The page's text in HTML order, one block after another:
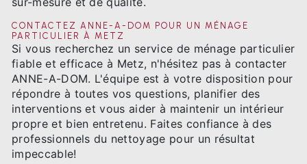
CONTACTEZ ANNE-A-DOM POUR UN MÉNAGE
PARTICULIER À METZ
Si vous recherchez un service de ménage particulier
fiable et efficace à Metz, n'hésitez pas à contacter
ANNE-A-DOM. L'équipe est à votre disposition pour
répondre à toutes vos questions, planifier des
interventions et vous aider à maintenir un intérieur
propre et bien entretenu. Faites confiance à des
professionnels du nettoyage pour un résultat
impeccable!